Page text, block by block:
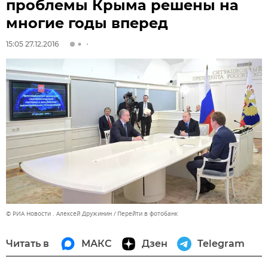
проблемы Крыма решены на
многие годы вперед
15:05 27.12.2016
© РИА Новости . Алексей Дружинин Перейти в фотобанк
Читать в МАКС Дзен Telegram